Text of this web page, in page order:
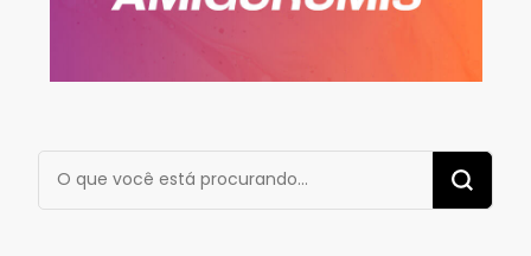
Procurando
algo?